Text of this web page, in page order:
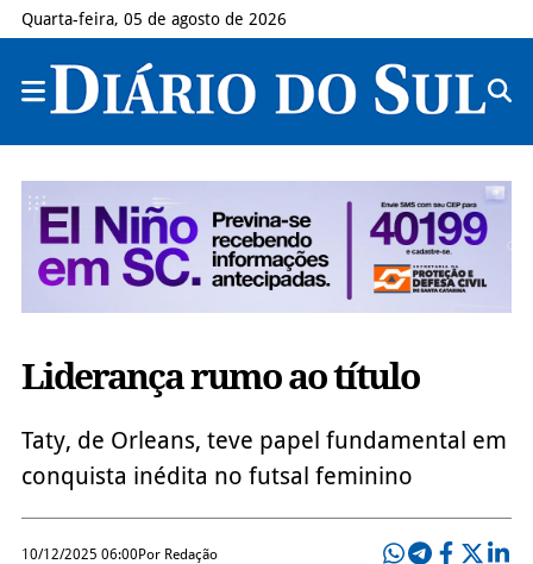
Quarta-feira, 05 de agosto de 2026
Liderança rumo ao título
Taty, de Orleans, teve papel fundamental em
conquista inédita no futsal feminino
10/12/2025 06:00Por Redação